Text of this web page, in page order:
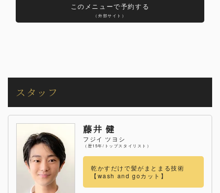
このメニューで予約する
（外部サイト）
スタッフ
藤井 健
フジイ ツヨシ
（歴15年/トップスタイリスト）
乾かすだけで髪がまとまる技術
【wash and goカット】